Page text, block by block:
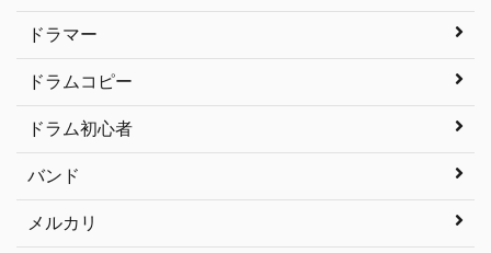
ドラマー
ドラムコピー
ドラム初心者
バンド
メルカリ